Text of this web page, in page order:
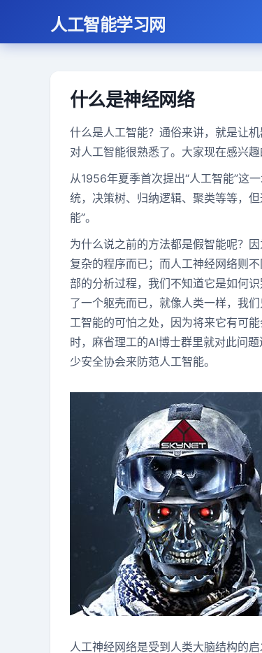
人工智能学习网
什么是神经网络
什么是人工智能？通俗来讲，就是让
对人工智能很熟悉了。大家现在感兴
从1956年夏季首次提出“人工智能”这
统，决策树、归纳逻辑、聚类等等，
能”。
为什么说之前的方法都是假智能呢？
复杂的程序而已；而人工神经网络则
部的分析过程，我们不知道它是如何
了一个躯壳而已，就像人类一样，我
工智能的可怕之处，因为将来它有可
时，麻省理工的AI博士群里就对此问
少安全协会来防范人工智能。
人工神经网络是受到人类大脑结构的